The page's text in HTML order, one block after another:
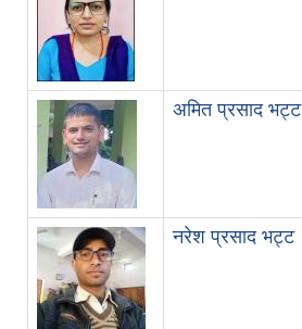
अमित प्रसाद भट्ट
नरेश प्रसाद भट्ट